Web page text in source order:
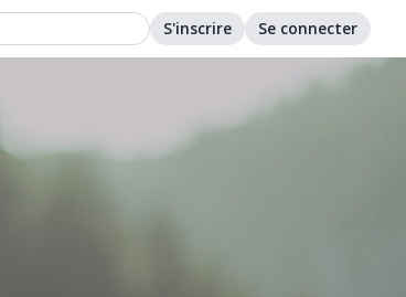
S'inscrire Se connecter